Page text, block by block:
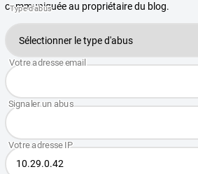
communiquée au propriétaire du blog.